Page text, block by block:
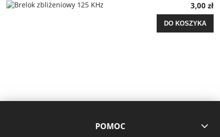
3,00 zł
DO KOSZYKA
POMOC